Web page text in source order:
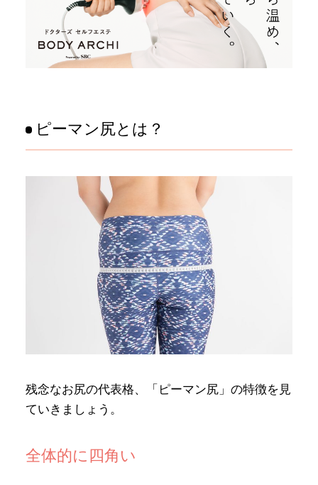
ピーマン尻とは？
残念なお尻の代表格、「ピーマン尻」の特徴を見
ていきましょう。
全体的に四角い